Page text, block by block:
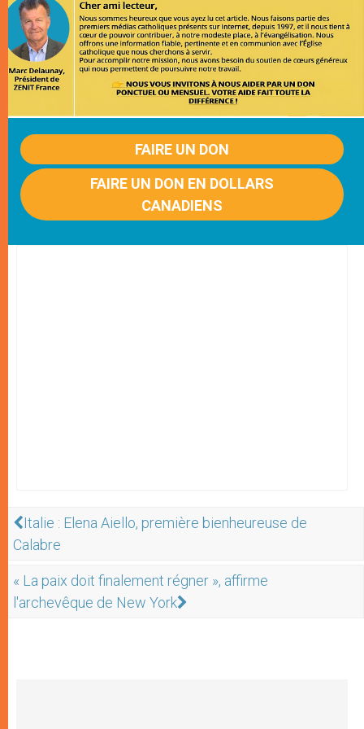
FAIRE UN DON
FAIRE UN DON EN DOLLARS
CANADIENS
Italie : Elena Aiello, première bienheureuse de
Calabre
« La paix doit finalement régner », affirme
l'archevêque de New York